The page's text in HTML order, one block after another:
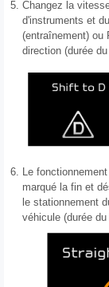
5. Changez la
d'instruments et
(entraînement) ou
direction (durée
6. Le
marqué la fin et
le stationnement
véhicule (durée